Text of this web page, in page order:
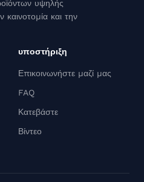
υψηλής
και την
υποστήριξη
Επικοινωνήστε μαζί μας
FAQ
Κατεβάστε
Βίντεο